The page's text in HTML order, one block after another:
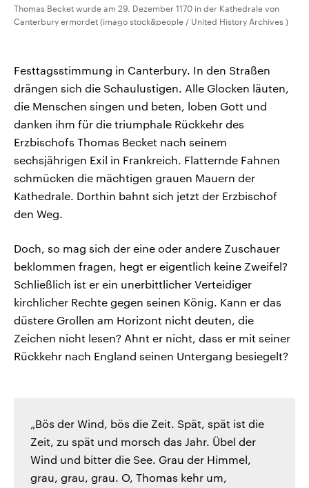
Thomas Becket wurde am 29. Dezember 1170 in der Kathedrale von
Canterbury ermordet (imago stock&people / United History Archives )
Festtagsstimmung in Canterbury. In den Straßen
drängen sich die Schaulustigen. Alle Glocken läuten,
die Menschen singen und beten, loben Gott und
danken ihm für die triumphale Rückkehr des
Erzbischofs Thomas Becket nach seinem
sechsjährigen Exil in Frankreich. Flatternde Fahnen
schmücken die mächtigen grauen Mauern der
Kathedrale. Dorthin bahnt sich jetzt der Erzbischof
den Weg.
Doch, so mag sich der eine oder andere Zuschauer
beklommen fragen, hegt er eigentlich keine Zweifel?
Schließlich ist er ein unerbittlicher Verteidiger
kirchlicher Rechte gegen seinen König. Kann er das
düstere Grollen am Horizont nicht deuten, die
Zeichen nicht lesen? Ahnt er nicht, dass er mit seiner
Rückkehr nach England seinen Untergang besiegelt?
„Bös der Wind, bös die Zeit. Spät, spät ist die
Zeit, zu spät und morsch das Jahr. Übel der
Wind und bitter die See. Grau der Himmel,
grau, grau, grau. O, Thomas kehr um,